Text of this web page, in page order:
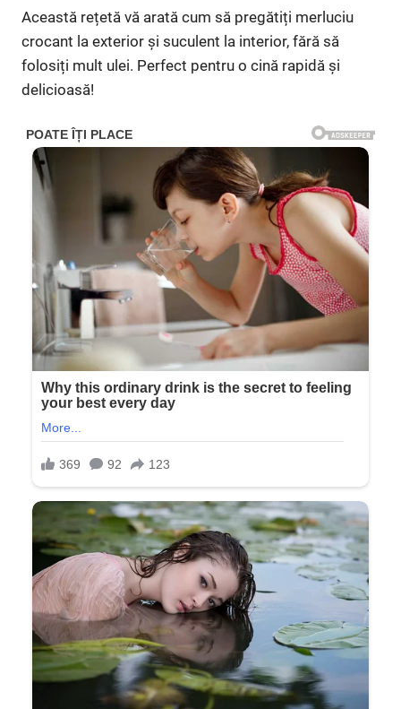
Această rețetă vă arată cum să pregătiți merluciu
crocant la exterior și suculent la interior, fără să
folosiți mult ulei. Perfect pentru o cină rapidă și
delicioasă!